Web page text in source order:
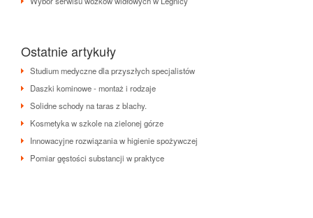
Ostatnie artykuły
Studium medyczne dla przyszłych specjalistów
Daszki kominowe - montaż i rodzaje
Solidne schody na taras z blachy.
Kosmetyka w szkole na zielonej górze
Innowacyjne rozwiązania w higienie spożywczej
Pomiar gęstości substancji w praktyce